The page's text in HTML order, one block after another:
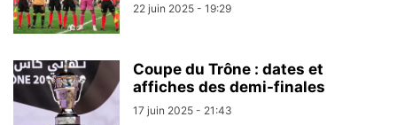
22 juin 2025 - 19:29
Coupe du Trône : dates et
affiches des demi-finales
17 juin 2025 - 21:43